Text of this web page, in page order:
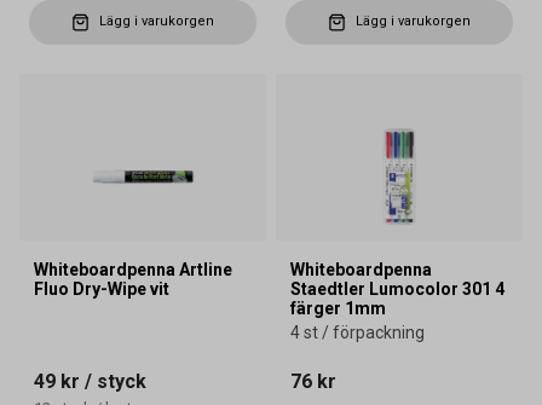
Lägg i varukorgen Lägg i varukorgen
Whiteboardpenna Artline
Fluo Dry-Wipe vit
49 kr / styck
Whiteboardpenna
Staedtler Lumocolor 301 4
färger 1mm
4 st / förpackning
76 kr